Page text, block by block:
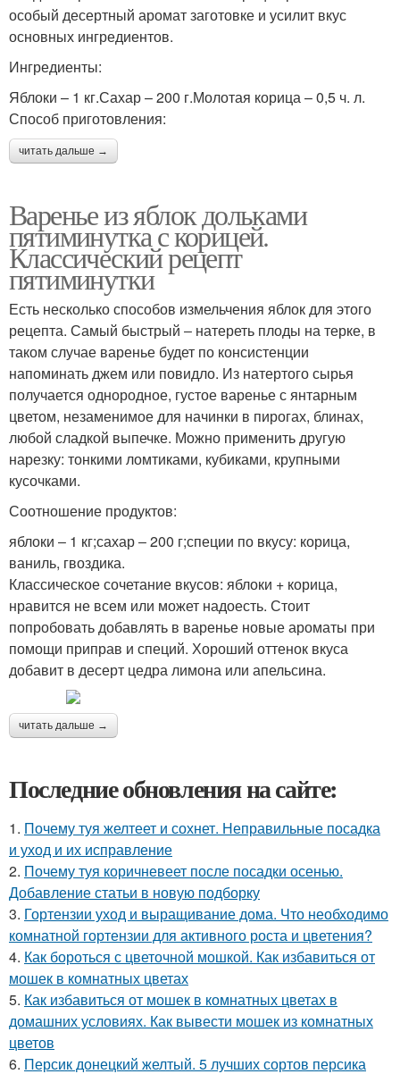
особый десертный аромат заготовке и усилит вкус
основных ингредиентов.
Ингредиенты:
Яблоки – 1 кг.Сахар – 200 г.Молотая корица – 0,5 ч. л.
Способ приготовления:
читать дальше →
Варенье из яблок дольками
пятиминутка с корицей.
Классический рецепт
пятиминутки
Есть несколько способов измельчения яблок для этого
рецепта. Самый быстрый ‒ натереть плоды на терке, в
таком случае варенье будет по консистенции
напоминать джем или повидло. Из натертого сырья
получается однородное, густое варенье с янтарным
цветом, незаменимое для начинки в пирогах, блинах,
любой сладкой выпечке. Можно применить другую
нарезку: тонкими ломтиками, кубиками, крупными
кусочками.
Соотношение продуктов:
яблоки ‒ 1 кг;сахар ‒ 200 г;специи по вкусу: корица,
ваниль, гвоздика.
Классическое сочетание вкусов: яблоки + корица,
нравится не всем или может надоесть. Стоит
попробовать добавлять в варенье новые ароматы при
помощи приправ и специй. Хороший оттенок вкуса
добавит в десерт цедра лимона или апельсина.
читать дальше →
Последние обновления на сайте:
1. Почему туя желтеет и сохнет. Неправильные посадка
и уход и их исправление
2. Почему туя коричневеет после посадки осенью.
Добавление статьи в новую подборку
3. Гортензии уход и выращивание дома. Что необходимо
комнатной гортензии для активного роста и цветения?
4. Как бороться с цветочной мошкой. Как избавиться от
мошек в комнатных цветах
5. Как избавиться от мошек в комнатных цветах в
домашних условиях. Как вывести мошек из комнатных
цветов
6. Персик донецкий желтый. 5 лучших сортов персика